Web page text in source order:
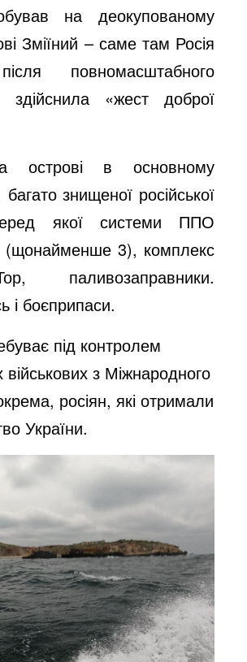
на деокупованому
Зміїний – саме там Росія
повномасштабного
здійснила «жест доброї
острові в основному
багато знищеної російської
якої системи ППО
3), комплекс
паливозаправники.
і боєприпаси.
під контролем
військових з Міжнародного
росіян, які отримали
України.